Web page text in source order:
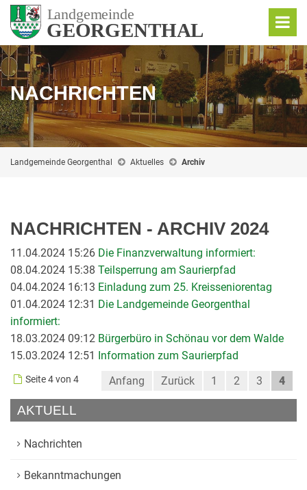
NACHRICHTEN
Landgemeinde Georgenthal Aktuelles Archiv
NACHRICHTEN - ARCHIV 2024
11.04.2024 15:26 Die Finanzverwaltung informiert:
08.04.2024 15:38 Teilsperrung am Saurierpfad
04.04.2024 16:13 Einladung zum 25. Kreisseniorentag
01.04.2024 12:31 Die Landgemeinde Georgenthal
informiert:
18.03.2024 09:12 Bürgerbüro in Schönau vor dem Walde
15.03.2024 12:51 Information zum Saurierpfad
Seite 4 von 4 Anfang Zurück 1 2 3 4
AKTUELL
Nachrichten
Bekanntmachungen